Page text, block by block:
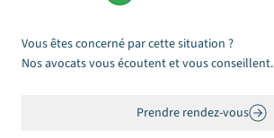
Vous êtes concerné par cette situation ?
Nos avocats vous écoutent et vous conseillent.
Prendre rendez-vous